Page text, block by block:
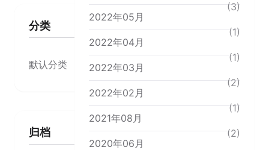
分类
默认分类
归档
(3)
2022年05月
(1)
2022年04月
(1)
2022年03月
(2)
2022年02月
(1)
2021年08月
(2)
2020年06月